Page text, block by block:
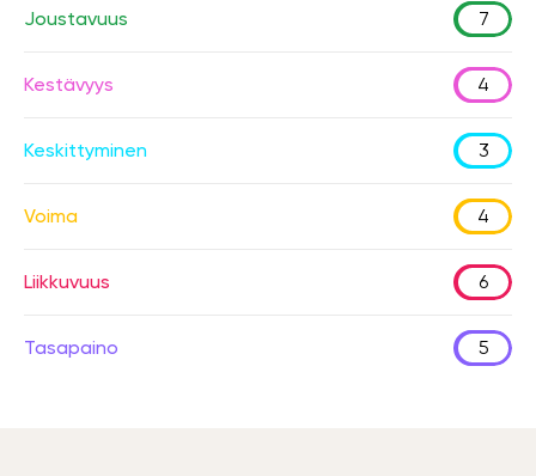
Joustavuus 7
Kestävyys 4
Keskittyminen 3
Voima 4
Liikkuvuus 6
Tasapaino 5